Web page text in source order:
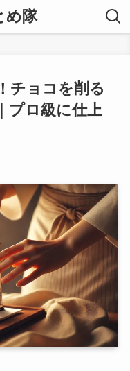
め隊
チョコを削る
プロ級に仕上